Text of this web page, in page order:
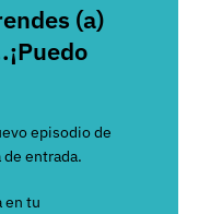
(a)
episodio de
entrada.
en tu